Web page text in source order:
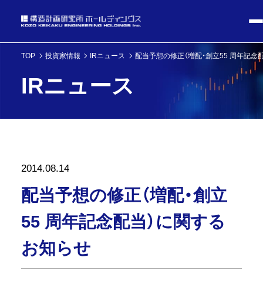
TOP 投資家情報 IRニュース 配当予想の修正（増配・創立55 周年記念
IRニュース
2014.08.14
配当予想の修正（増配・創立
55 周年記念配当）に関する
お知らせ